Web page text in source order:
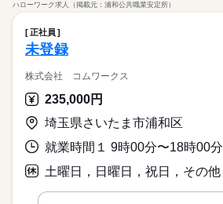
ハローワーク求人（掲載元：浦和公共職業安定所）
正社員
未登録
株式会社 コムワークス
235,000円
埼玉県さいたま市浦和区
就業時間１ 9時00分〜18時00分
土曜日，日曜日，祝日，その他